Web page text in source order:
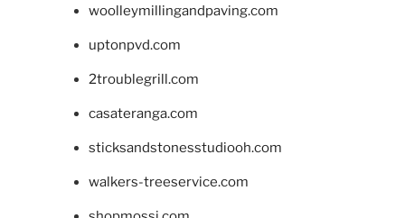
woolleymillingandpaving.com
uptonpvd.com
2troublegrill.com
casateranga.com
sticksandstonesstudiooh.com
walkers-treeservice.com